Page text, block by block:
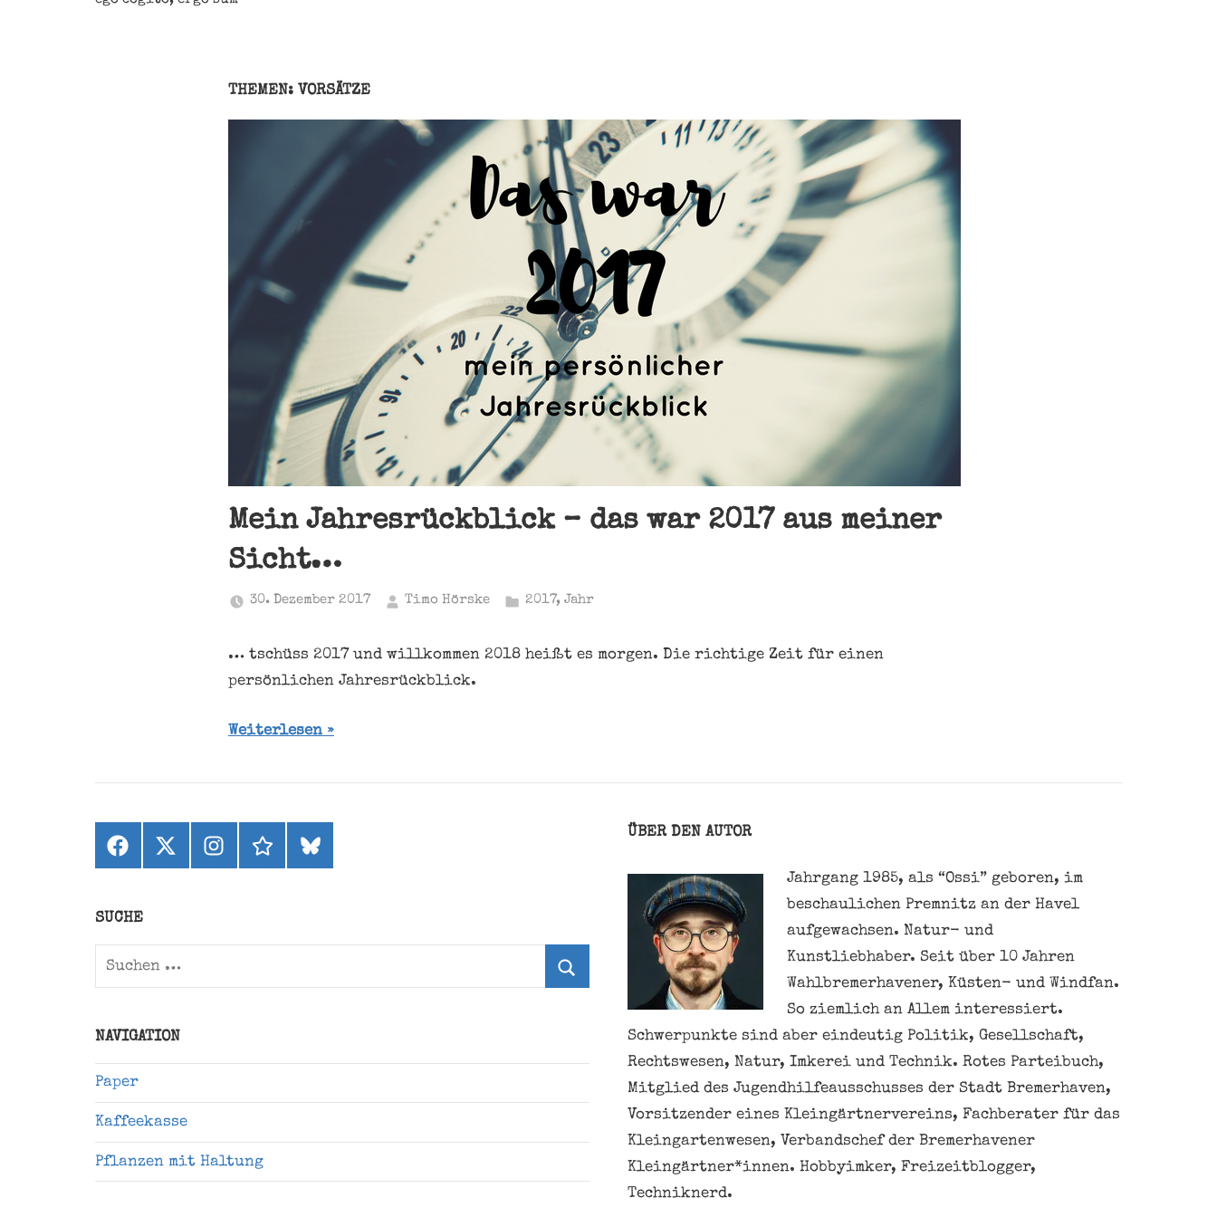
THEMEN: VORSÄTZE
Mein Jahresrückblick – das war 2017 aus meiner
Sicht…
30. Dezember 2017 Timo Hörske 2017, Jahr
… tschüss 2017 und willkommen 2018 heißt es morgen. Die richtige Zeit für einen
persönlichen Jahresrückblick.
Weiterlesen
Facebook
X
(ehemals
Instagramthreadsbluesky
SUCHE
Suchen
NAVIGATION
Paper
Kaffeekasse
Pflanzen mit Haltung
ÜBER DEN AUTOR
Jahrgang 1985, als “Ossi” geboren, im
beschaulichen Premnitz an der Havel
aufgewachsen. Natur- und
Kunstliebhaber. Seit über 10 Jahren
Wahlbremerhavener, Küsten- und Windfan.
So ziemlich an Allem interessiert.
Schwerpunkte sind aber eindeutig Politik, Gesellschaft,
Rechtswesen, Natur, Imkerei und Technik. Rotes Parteibuch,
Mitglied des Jugendhilfeausschusses der Stadt Bremerhaven,
Vorsitzender eines Kleingärtnervereins, Fachberater für das
Kleingartenwesen, Verbandschef der Bremerhavener
Kleingärtner*innen. Hobbyimker, Freizeitblogger,
Techniknerd.